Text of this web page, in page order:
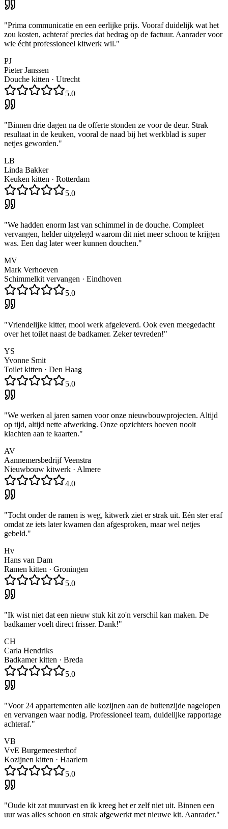
"Prima communicatie en een eerlijke prijs. Vooraf duidelijk wat het
zou kosten, achteraf precies dat bedrag op de factuur. Aanrader voor
wie écht professioneel kitwerk wil."
PJ
Pieter Janssen
Douche kitten · Utrecht
5.0
"Binnen drie dagen na de offerte stonden ze voor de deur. Strak
resultaat in de keuken, vooral de naad bij het werkblad is super
netjes geworden."
LB
Linda Bakker
Keuken kitten · Rotterdam
5.0
"We hadden enorm last van schimmel in de douche. Compleet
vervangen, helder uitgelegd waarom dit niet meer schoon te krijgen
was. Een dag later weer kunnen douchen."
MV
Mark Verhoeven
Schimmelkit vervangen · Eindhoven
5.0
"Vriendelijke kitter, mooi werk afgeleverd. Ook even meegedacht
over het toilet naast de badkamer. Zeker tevreden!"
YS
Yvonne Smit
Toilet kitten · Den Haag
5.0
"We werken al jaren samen voor onze nieuwbouwprojecten. Altijd
op tijd, altijd nette afwerking. Onze opzichters hoeven nooit
klachten aan te kaarten."
AV
Aannemersbedrijf Veenstra
Nieuwbouw kitwerk · Almere
4.0
"Tocht onder de ramen is weg, kitwerk ziet er strak uit. Eén ster eraf
omdat ze iets later kwamen dan afgesproken, maar wel netjes
gebeld."
Hv
Hans van Dam
Ramen kitten · Groningen
5.0
"Ik wist niet dat een nieuw stuk kit zo'n verschil kan maken. De
badkamer voelt direct frisser. Dank!"
CH
Carla Hendriks
Badkamer kitten · Breda
5.0
"Voor 24 appartementen alle kozijnen aan de buitenzijde nagelopen
en vervangen waar nodig. Professioneel team, duidelijke rapportage
achteraf."
VB
VvE Burgemeesterhof
Kozijnen kitten · Haarlem
5.0
"Oude kit zat muurvast en ik kreeg het er zelf niet uit. Binnen een
uur was alles schoon en strak afgewerkt met nieuwe kit. Aanrader."